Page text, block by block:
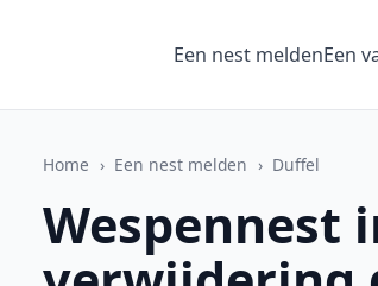
Een nest meldenEen
Home › Een nest melden › Duffel
Wespennest